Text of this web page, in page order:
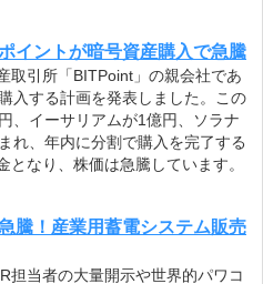
イントが暗号資産購入で急騰
取引所「BITPoint」の親会社であ
入する計画を発表しました。この
、イーサリアムが1億円、ソラナ
れ、年内に分割で購入を完了する
なり、株価は急騰しています。
騰！産業用蓄電システム販売
担当者の大量開示や世界的パワコ